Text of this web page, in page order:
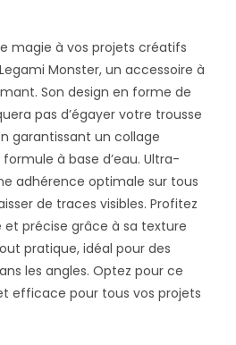
magie à vos projets créatifs
Monster, un accessoire à
Son design en forme de
pas d’égayer votre trousse
garantissant un collage
à base d’eau. Ultra-
adhérence optimale sur tous
de traces visibles. Profitez
et précise grâce à sa texture
pratique, idéal pour des
les angles. Optez pour ce
efficace pour tous vos projets